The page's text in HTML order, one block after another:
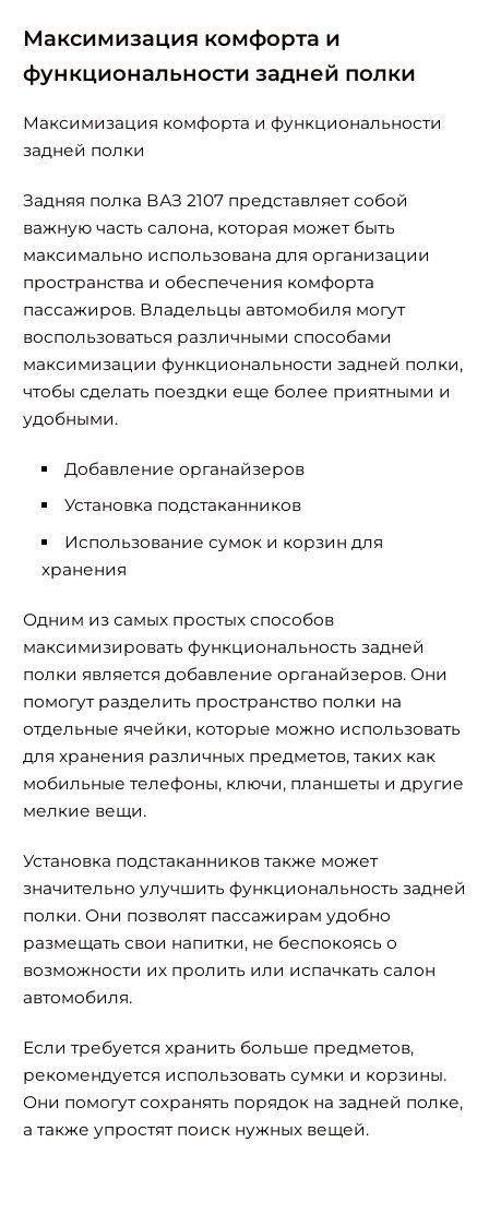
Максимизация комфорта и
функциональности задней полки
Максимизация комфорта и функциональности
задней полки
Задняя полка ВАЗ 2107 представляет собой
важную часть салона, которая может быть
максимально использована для организации
пространства и обеспечения комфорта
пассажиров. Владельцы автомобиля могут
воспользоваться различными способами
максимизации функциональности задней полки,
чтобы сделать поездки еще более приятными и
удобными.
Добавление органайзеров
Установка подстаканников
Использование сумок и корзин для
хранения
Одним из самых простых способов
максимизировать функциональность задней
полки является добавление органайзеров. Они
помогут разделить пространство полки на
отдельные ячейки, которые можно использовать
для хранения различных предметов, таких как
мобильные телефоны, ключи, планшеты и другие
мелкие вещи.
Установка подстаканников также может
значительно улучшить функциональность задней
полки. Они позволят пассажирам удобно
размещать свои напитки, не беспокоясь о
возможности их пролить или испачкать салон
автомобиля.
Если требуется хранить больше предметов,
рекомендуется использовать сумки и корзины.
Они помогут сохранять порядок на задней полке,
а также упростят поиск нужных вещей.